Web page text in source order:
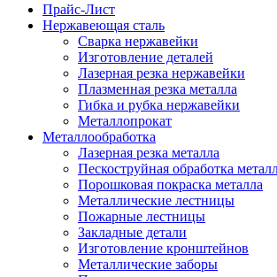
Прайс-Лист
Нержавеющая сталь
Сварка нержавейки
Изготовление деталей
Лазерная резка нержавейки
Плазменная резка металла
Гибка и рубка нержавейки
Металлопрокат
Металлообработка
Лазерная резка металла
Пескоструйная обработка
Порошковая покраска металла
Металлические лестницы
Пожарные лестницы
Закладные детали
Изготовление кронштейнов
Металлические заборы